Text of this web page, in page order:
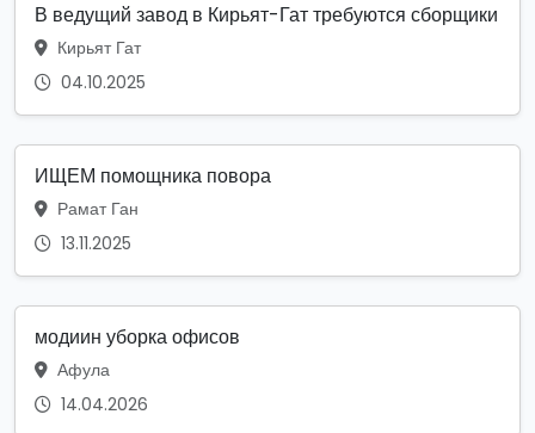
В ведущий завод в Кирьят-Гат требуются сборщики
Кирьят Гат
04.10.2025
ИЩЕМ помощника повора
Рамат Ган
13.11.2025
модиин уборка офисов
Афула
14.04.2026